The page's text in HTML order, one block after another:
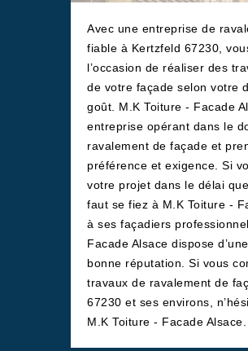
Avec une entreprise de
fiable à Kertzfeld 67230,
l’occasion de réaliser des
de votre façade selon votre
goût. M.K Toiture - Facade
entreprise opérant dans le
ravalement de façade et
préférence et exigence. Si
votre projet dans le délai
faut se fiez à M.K Toiture -
à ses façadiers
Facade Alsace dispose
bonne réputation. Si vous
travaux de ravalement de
67230 et ses environs,
M.K Toiture - Facade Alsace.